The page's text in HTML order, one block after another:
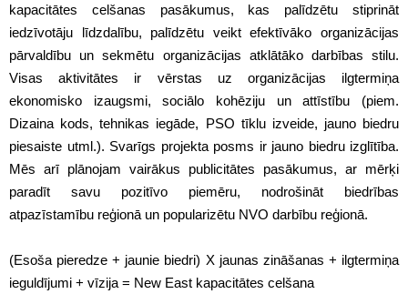
kapacitātes celšanas pasākumus, kas palīdzētu stiprināt
iedzīvotāju līdzdalību, palīdzētu veikt efektīvāko organizācijas
pārvaldību un sekmētu organizācijas atklātāko darbības stilu.
Visas aktivitātes ir vērstas uz organizācijas ilgtermiņa
ekonomisko izaugsmi, sociālo kohēziju un attīstību (piem.
Dizaina kods, tehnikas iegāde, PSO tīklu izveide, jauno biedru
piesaiste utml.). Svarīgs projekta posms ir jauno biedru izglītība.
Mēs arī plānojam vairākus publicitātes pasākumus, ar mērķi
paradīt savu pozitīvo piemēru, nodrošināt biedrības
atpazīstamību reģionā un popularizētu NVO darbību reģionā.
(Esoša pieredze + jaunie biedri) X jaunas zināšanas + ilgtermiņa
ieguldījumi + vīzija = New East kapacitātes celšana